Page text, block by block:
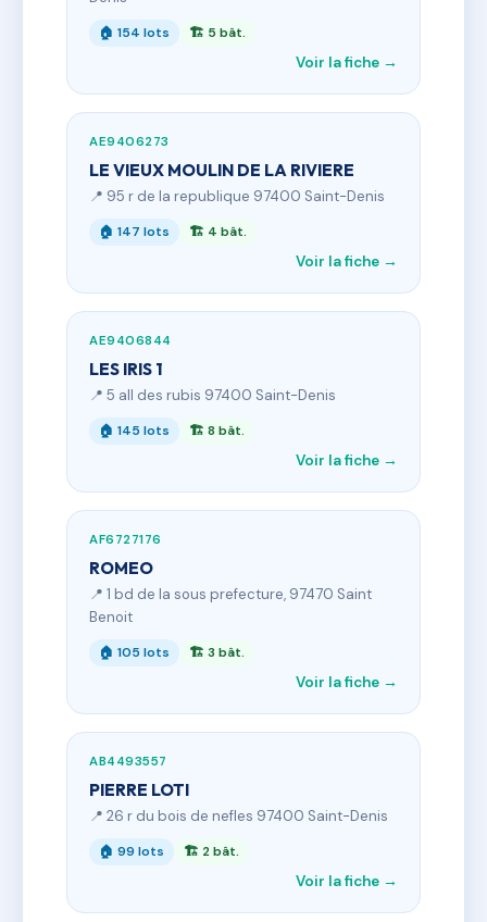
🏠 154 lots 🏗 5 bât.
Voir la fiche →
AE9406273
LE VIEUX MOULIN DE LA RIVIERE
📍 95 r de la republique 97400 Saint-Denis
🏠 147 lots 🏗 4 bât.
Voir la fiche →
AE9406844
LES IRIS 1
📍 5 all des rubis 97400 Saint-Denis
🏠 145 lots 🏗 8 bât.
Voir la fiche →
AF6727176
ROMEO
📍 1 bd de la sous prefecture, 97470 Saint
Benoit
🏠 105 lots 🏗 3 bât.
Voir la fiche →
AB4493557
PIERRE LOTI
📍 26 r du bois de nefles 97400 Saint-Denis
🏠 99 lots 🏗 2 bât.
Voir la fiche →